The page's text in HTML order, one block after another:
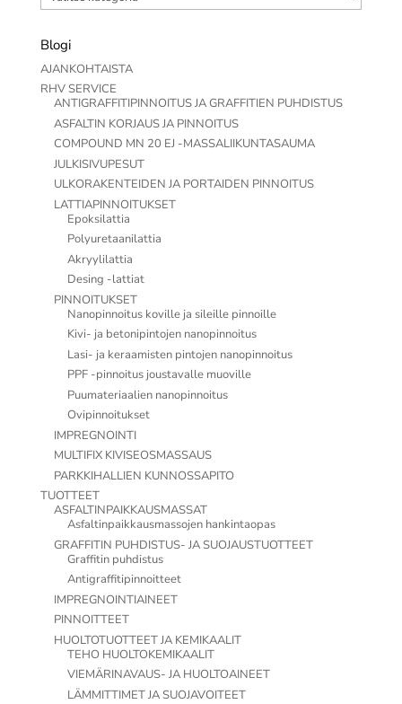
Blogi
AJANKOHTAISTA
RHV SERVICE
ANTIGRAFFITIPINNOITUS JA GRAFFITIEN PUHDISTUS
ASFALTIN KORJAUS JA PINNOITUS
COMPOUND MN 20 EJ -MASSALIIKUNTASAUMA
JULKISIVUPESUT
ULKORAKENTEIDEN JA PORTAIDEN PINNOITUS
LATTIAPINNOITUKSET
Epoksilattia
Polyuretaanilattia
Akryylilattia
Desing -lattiat
PINNOITUKSET
Nanopinnoitus koville ja sileille pinnoille
Kivi- ja betonipintojen nanopinnoitus
Lasi- ja keraamisten pintojen nanopinnoitus
PPF -pinnoitus joustavalle muoville
Puumateriaalien nanopinnoitus
Ovipinnoitukset
IMPREGNOINTI
MULTIFIX KIVISEOSMASSAUS
PARKKIHALLIEN KUNNOSSAPITO
TUOTTEET
ASFALTINPAIKKAUSMASSAT
Asfaltinpaikkausmassojen hankintaopas
GRAFFITIN PUHDISTUS- JA SUOJAUSTUOTTEET
Graffitin puhdistus
Antigraffitipinnoitteet
IMPREGNOINTIAINEET
PINNOITTEET
HUOLTOTUOTTEET JA KEMIKAALIT
TEHO HUOLTOKEMIKAALIT
VIEMÄRINAVAUS- JA HUOLTOAINEET
LÄMMITTIMET JA SUOJAVOITEET